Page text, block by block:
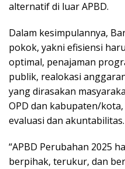
alternatif di luar APBD.
Dalam kesimpulannya,
pokok, yakni efisiensi
optimal, penajaman
publik, realokasi
yang dirasakan
OPD dan kabupaten/
evaluasi dan akuntabilitas.
“APBD Perubahan 2025
berpihak, terukur, dan